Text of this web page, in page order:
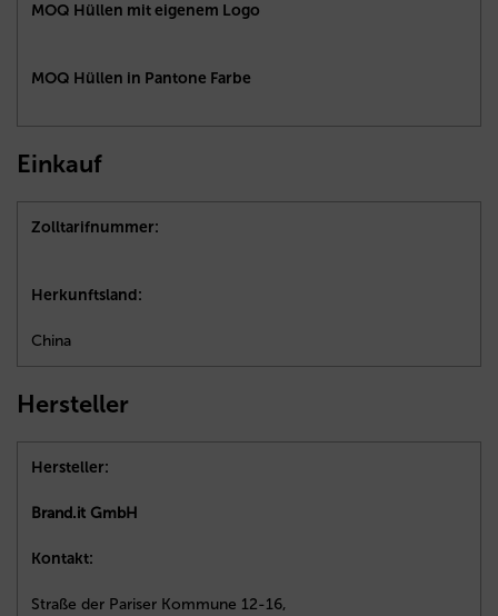
MOQ Hüllen mit eigenem Logo
MOQ Hüllen in Pantone Farbe
Einkauf
Zolltarifnummer:
Herkunftsland:
China
Hersteller
Hersteller:
Brand.it GmbH
Kontakt:
Straße der Pariser Kommune 12-16,